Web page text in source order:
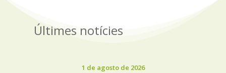
Últimes notícies
1 de agosto de 2026